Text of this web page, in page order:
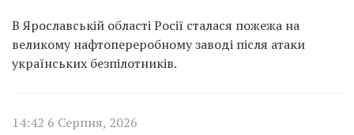
В Ярославській області Росії сталася пожежа на
великому нафтопереробному заводі після атаки
українських безпілотників.
14:42 6 Серпня, 2026